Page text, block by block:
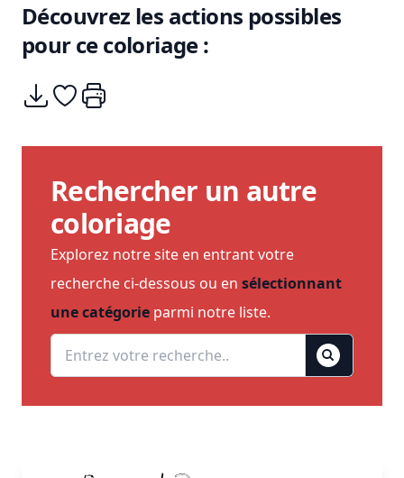
Découvrez les actions possibles
pour ce coloriage :
Télécharger
Ajouter à mes coups de coeurs
Imprimer
Rechercher un autre
coloriage
Explorez notre site en entrant votre
recherche ci-dessous ou en sélectionnant
une catégorie parmi notre liste.